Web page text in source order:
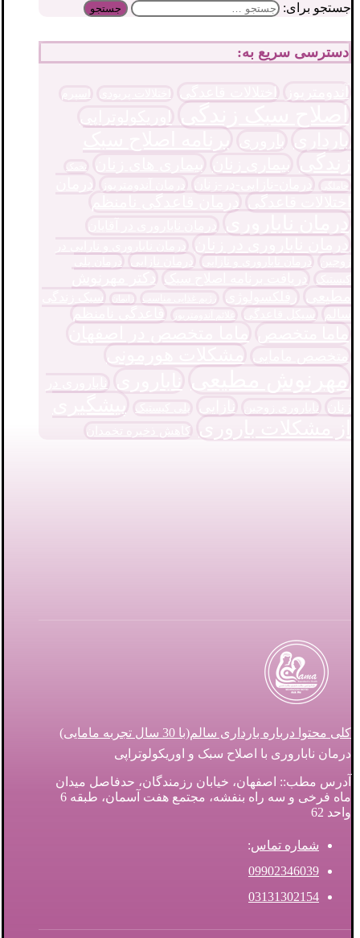
جستجو برای:
دسترسی سریع به:
اختلالات قاعدگی اختلالات پریودی اسپرم
اصلاح سبک زندگی اوریکولوتراپی
بارداری باروری برنامه اصلاح سبک
زندگی
بیماری زنان بیماری های زنان
تخمک
حاملگی
درمان-نازایی-در-زنان درمان آندومتریوز
درمان
اختلالات قاعدگی درمان قاعدگی نامنظم
درمان ناباروری درمان ناباروری در آقایان
درمان ناباروری در زنان
درمان ناباروری و نارایی در
زوجین
درمان ناباروری و نازایی درمان نازایی
درمان پلی
کیستیک
دریافت برنامه اصلاح سبک
دکتر مهرنوش
مطیعی
رفلکسولوژی رژیم غذایی مناسب زایمان
سبک زندگی
سیکل قاعدگی علائم آندومتریوز قاعدگی نامنظم
ماما متخصص ماما متخصص در اصفهان
متخصص مامایی مشکلات هورمونی
مهرنوش مطیعی ناباروری
زنان
ناباروری زوجین نازایی پلی کیستیک
پیشگیری
از مشکلات باروری
کاهش ذخیره تخمدان
کلی محتوا درباره بارداری سالم(با 30 سال تجربه مامایی)
درمان ناباروری با اصلاح سبک و اوریکولوتراپی
آدرس مطب:: اصفهان، خیابان رزمندگان، حدفاصل میدان
ماه فرخی و سه راه بنفشه، مجتمع هفت آسمان، طبقه 6
واحد 62
شماره تماس:
09902346039
03131302154